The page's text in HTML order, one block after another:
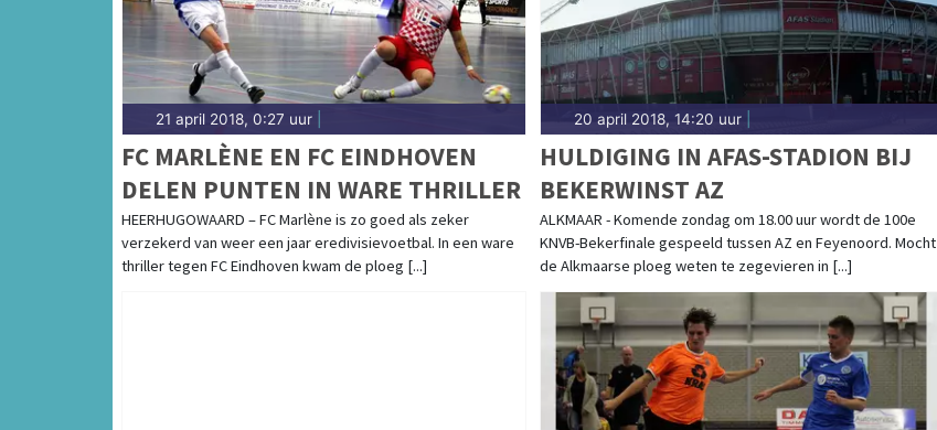
21 april 2018, 0:27 uur
FC MARLÈNE EN FC EINDHOVEN
DELEN PUNTEN IN WARE THRILLER
HEERHUGOWAARD – FC Marlène is zo goed als zeker
verzekerd van weer een jaar eredivisievoetbal. In een ware
thriller tegen FC Eindhoven kwam de ploeg [...]
20 april 2018, 14:20 uur|
HULDIGING IN AFAS-STADION BIJ
BEKERWINST AZ
ALKMAAR - Komende zondag om 18.00 uur wordt de 100e
KNVB-Bekerfinale gespeeld tussen AZ en Feyenoord. Mocht
de Alkmaarse ploeg weten te zegevieren in [...]